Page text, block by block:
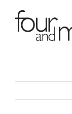
content